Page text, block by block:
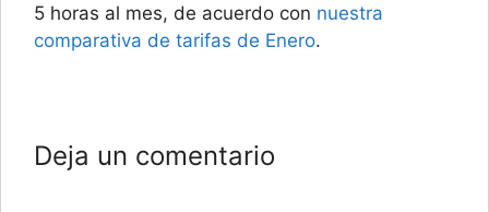
5 horas al mes, de acuerdo con nuestra
comparativa de tarifas de Enero.
Deja un comentario